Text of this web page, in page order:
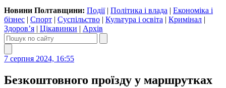
Новини Полтавщини: Події| Політика і влада | Економіка і
бізнес | Спорт | Суспільство | Культура і освіта | Кримінал |
Здоров’я | Цікавинки | Архів
7 серпня 2024, 16:55
Безкоштовного проїзду у маршрутках